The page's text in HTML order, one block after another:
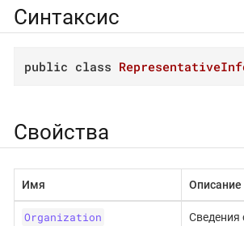
Синтаксис
public class
Свойства
Имя Описание
Organization
Сведения